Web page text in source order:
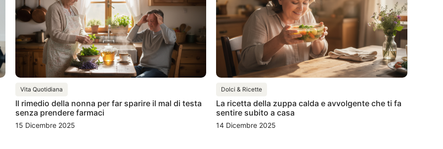
Vita Quotidiana
Il rimedio della nonna per far sparire il mal di testa
senza prendere farmaci
15 Dicembre 2025
Dolci & Ricette
La ricetta della zuppa calda e avvolgente che ti fa
sentire subito a casa
14 Dicembre 2025